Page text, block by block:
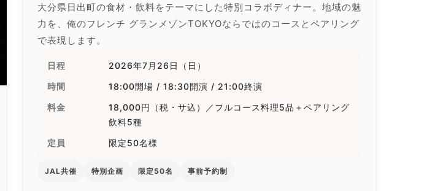
大分県日出町の食材・飲料をテーマにした特別コラボディナー。地域の魅
力を、俺のフレンチ グランメゾンTOKYOならではのコースとペアリング
で表現します。
日程
2026年7月26日（日）
時間
18:00開場 / 18:30開演 / 21:00終演
料金
18,000円（税・サ込）／フルコース料理5品＋ペアリング
飲料5種
定員
限定50名様
JAL共催 特別企画 限定50名 事前予約制